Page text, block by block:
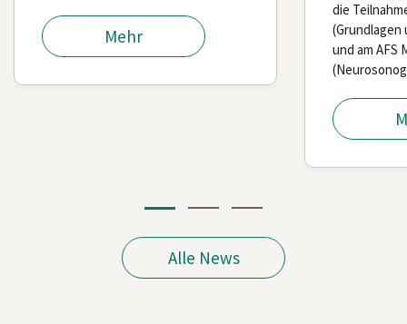
Mehr
die
und am AFS
Alle News